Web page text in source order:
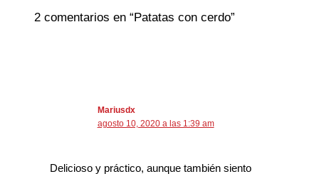
2 comentarios en “Patatas con cerdo”
Mariusdx
agosto 10, 2020 a las 1:39 am
Delicioso y práctico, aunque también siento